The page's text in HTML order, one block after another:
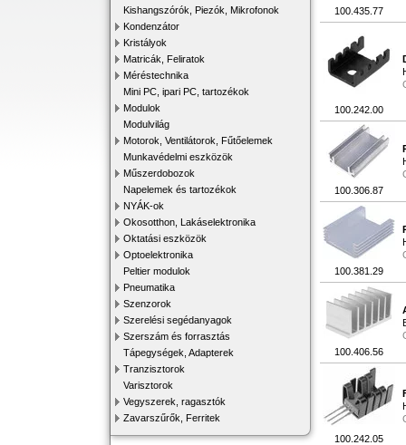
Kishangszórók, Piezók, Mikrofonok
Kondenzátor
Kristályok
Matricák, Feliratok
Méréstechnika
Mini PC, ipari PC, tartozékok
Modulok
Modulvilág
Motorok, Ventilátorok, Fűtőelemek
Munkavédelmi eszközök
Műszerdobozok
Napelemek és tartozékok
NYÁK-ok
Okosotthon, Lakáselektronika
Oktatási eszközök
Optoelektronika
Peltier modulok
Pneumatika
Szenzorok
Szerelési segédanyagok
Szerszám és forrasztás
Tápegységek, Adapterek
Tranzisztorok
Varisztorok
Vegyszerek, ragasztók
Zavarszűrők, Ferritek
100.435.77
100.242.00
100.306.87
100.381.29
100.406.56
100.242.05